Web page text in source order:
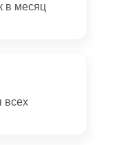
в месяц
всех